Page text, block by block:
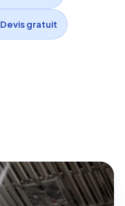
Devis gratuit